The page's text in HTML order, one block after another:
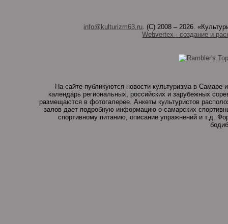
info@kulturizm63.ru. (C) 2008 – 2026.
Webvertex - создание и
На сайте публикуются новости культуризма в
календарь региональных, российских и зарубежных
размещаются в фотогалерее. Анкеты культуристов
залов дает подробную информацию о самарских
спортивному питанию, описание упражнений и т.д.